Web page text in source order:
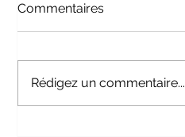
Commentaires
Rédigez un commentaire...